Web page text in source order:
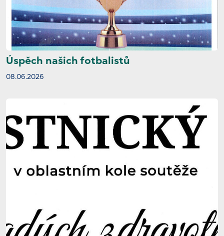
Úspěch našich fotbalistů
08.06.2026